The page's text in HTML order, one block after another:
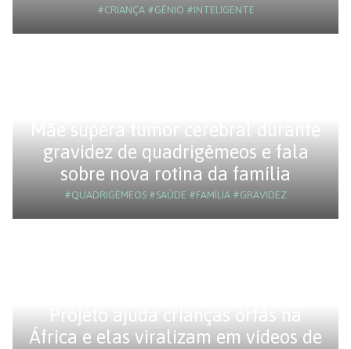
#CRIANÇA#GÊNIO #INTELIGENTE
Mãe supera tumor cerebral durante
gravidez de quadrigêmeos e fala
sobre nova rotina da família
#QUADRIGÊMEOS #SAÚDE #FAMÍLIA #GRAVIDEZ
Projeto ajuda crianças órfãs na
África e elas viralizam em vídeos de